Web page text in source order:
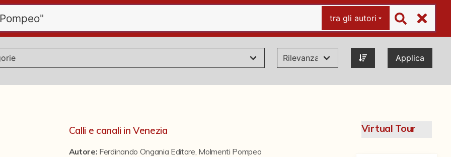
tra gli autori
Applica
Calli e canali in Venezia
Autore: Ferdinando Ongania Editore, Molmenti Pompeo
Virtual Tour